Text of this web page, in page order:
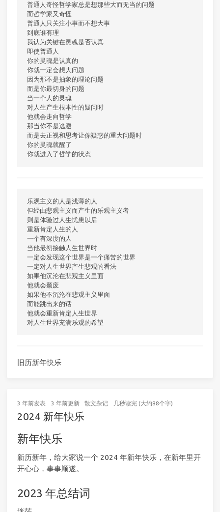
普通人奇怪哲学家总是想那些大而无当的问题
而哲学家又奇怪
普通人只关注小事而不想大事
到底谁有理
我认为关键在灵魂是否认真
即使普通人
你的灵魂是认真的
你就一定会想大问题
因为那不是抽象的理论问题
而是你最切身的问题
当一个人的灵魂
对人生产生根本性的疑问时
他就会走向哲学
那当你不是逃避
而是去正视和思考让你疑惑的重大问题时
你的灵魂就醒了
你就进入了哲学的状态
乐观主义的人是浅薄的人
但经由悲观主义而产生的乐观主义者
则是体验过人生忧患以后
重新肯定人生的人
一个有深度的人
当他最初接触人生世界时
一定会发现这个世界是一个痛苦的世界
一定对人生世界产生悲观的看法
如果他沉沦在悲观主义里面
他就会颓废
如果他不沉沦在悲观主义里面
而能跳出来的话
他就会重新肯定人生世界
旧历新年快乐
3 年前发表 3 年前更新 散文杂记 几秒读完 (大约88个字)
2024 新年快乐
新年快乐
新历新年，给大家说一个 2024 年新年快乐，在新年里开
开心心，事事顺遂。
2023 年总结词